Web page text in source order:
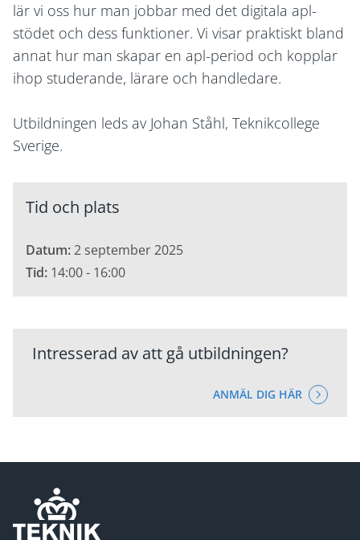
lär vi oss hur man jobbar med det digitala apl-
stödet och dess funktioner. Vi visar praktiskt bland
annat hur man skapar en apl-period och kopplar
ihop studerande, lärare och handledare.
Utbildningen leds av Johan Ståhl, Teknikcollege
Sverige.
Tid och plats
Datum:2 september 2025
Tid: 14:00 - 16:00
Intresserad av att gå utbildningen?
ANMÄL DIG HÄR